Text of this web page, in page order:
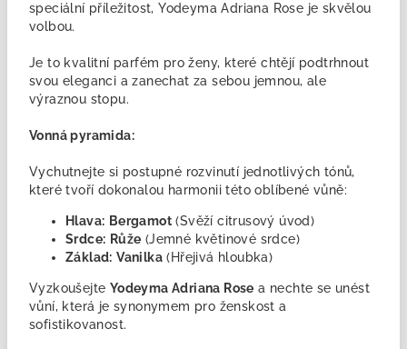
speciální příležitost, Yodeyma Adriana Rose je skvělou
volbou.
Je to kvalitní parfém pro ženy, které chtějí podtrhnout
svou eleganci a zanechat za sebou jemnou, ale
výraznou stopu.
Vonná pyramida:
Vychutnejte si postupné rozvinutí jednotlivých tónů,
které tvoří dokonalou harmonii této oblíbené vůně:
Hlava: Bergamot (Svěží citrusový úvod)
Srdce: Růže (Jemné květinové srdce)
Základ: Vanilka (Hřejivá hloubka)
Vyzkoušejte Yodeyma Adriana Rose a nechte se unést
vůní, která je synonymem pro ženskost a
sofistikovanost.